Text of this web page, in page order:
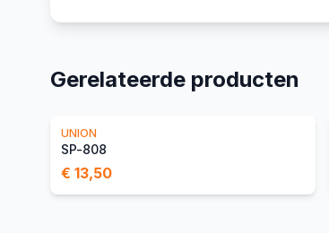
Gerelateerde producten
UNION
SP-808
€ 13,50